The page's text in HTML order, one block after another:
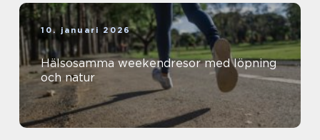
10. januari 2026
Hälsosamma weekendresor med löpning
och natur